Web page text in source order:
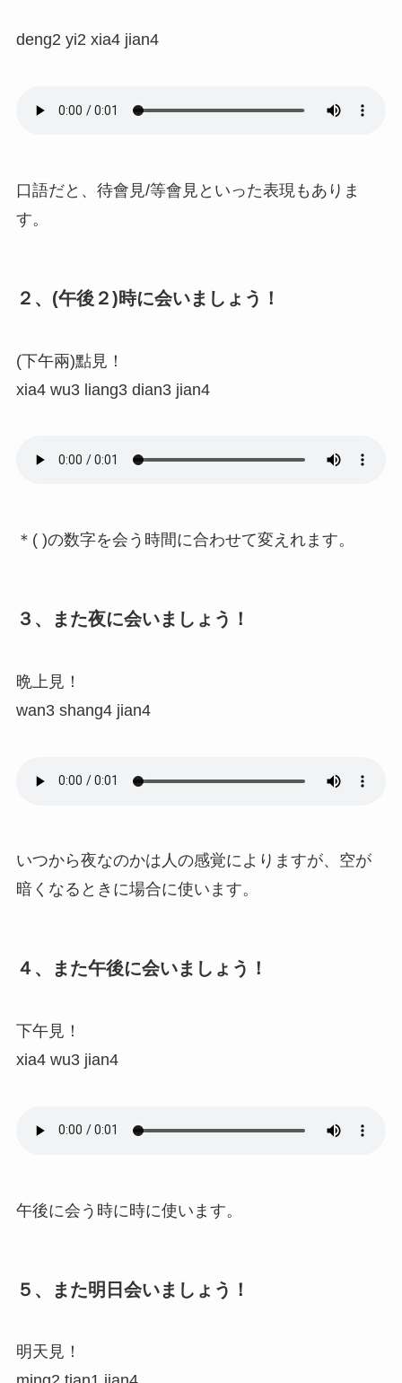
deng2 yi2 xia4 jian4
口語だと、待會見/等會見といった表現もありま
す。
２、(午後２)時に会いましょう！
(下午兩)點見！
xia4 wu3 liang3 dian3 jian4
＊( )の数字を会う時間に合わせて変えれます。
３、また夜に会いましょう！
晩上見！
wan3 shang4 jian4
いつから夜なのかは人の感覚によりますが、空が
暗くなるときに場合に使います。
４、また午後に会いましょう！
下午見！
xia4 wu3 jian4
午後に会う時に時に使います。
５、また明日会いましょう！
明天見！